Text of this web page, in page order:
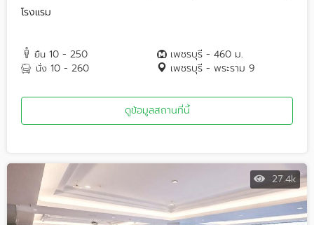
โรงแรม
ยืน 10 - 250
นั่ง 10 - 260
เพชรบุรี - 460 ม.
เพชรบุรี - พระราม 9
ดูข้อมูลสถานที่นี้
27.4k